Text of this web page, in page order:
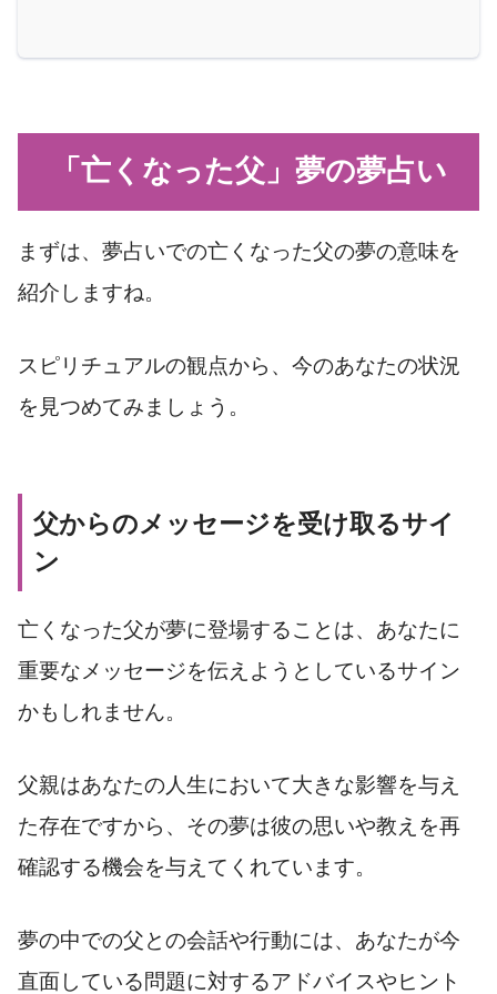
「亡くなった父」夢の夢占い
まずは、夢占いでの亡くなった父の夢の意味を
紹介しますね。
スピリチュアルの観点から、今のあなたの状況
を見つめてみましょう。
父からのメッセージを受け取るサイ
ン
亡くなった父が夢に登場することは、あなたに
重要なメッセージを伝えようとしているサイン
かもしれません。
父親はあなたの人生において大きな影響を与え
た存在ですから、その夢は彼の思いや教えを再
確認する機会を与えてくれています。
夢の中での父との会話や行動には、あなたが今
直面している問題に対するアドバイスやヒント